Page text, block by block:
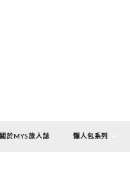
關於MYS旅人誌 懶人包系列